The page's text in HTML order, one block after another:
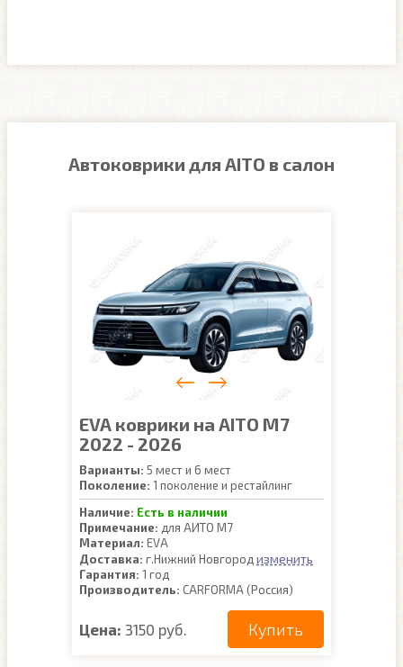
Автоковрики для AITO в салон
EVA коврики на AITO M7
2022 - 2026
Варианты: 5 мест и 6 мест
Поколение: 1 поколение и рестайлинг
Наличие: Есть в наличии
Примечание: для АИТО М7
Материал: EVA
Доставка: г.Нижний Новгород изменить
Гарантия: 1 год
Производитель: CARFORMA (Россия)
Цена: 3150 руб. Купить